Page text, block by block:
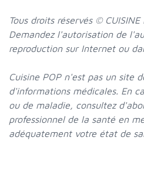
Tous droits réservés © CUISINE
Demandez l'autorisation de
reproduction sur Internet ou
Cuisine POP n'est pas un site
d'informations médicales. En
ou de maladie, consultez
professionnel de la santé en
adéquatement votre état de